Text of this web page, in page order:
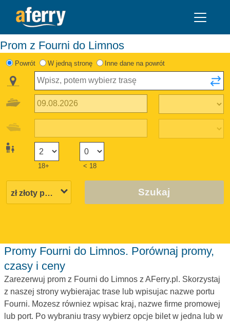
Prom z Fourni do Limnos
Powrót W jedną stronę Inne dane na powrót
18+ < 18
Szukaj
Promy Fourni do Limnos. Porównaj promy,
czasy i ceny
Zarezerwuj prom z Fourni do Limnos z AFerry.pl. Skorzystaj
z naszej strony wybierajac trase lub wpisujac nazwe portu
Fourni. Mozesz równiez wpisac kraj, nazwe firme promowej
lub port. Po wybraniu trasy wybierz opcje bilet w jedna lub w